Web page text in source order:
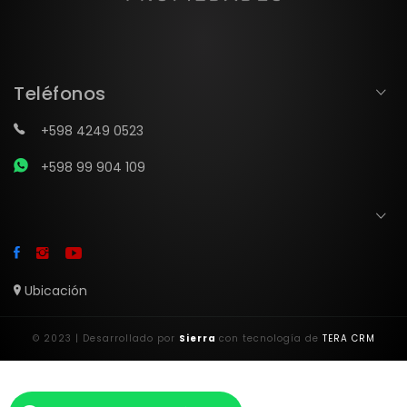
Teléfonos
+598 4249 0523
+598 99 904 109
Ubicación
© 2023 | Desarrollado por Sierra con tecnología de TERA CRM